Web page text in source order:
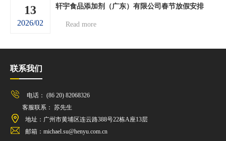
13
2026/02
轩宇食品添加剂（广东）有限公司春节放假安排
Read more
联系我们
电话： (86 20) 82068326
客服联系： 苏先生
地址：广州市黄埔区连云路388号22栋A座13层
邮箱：michael.su@henyu.com.cn